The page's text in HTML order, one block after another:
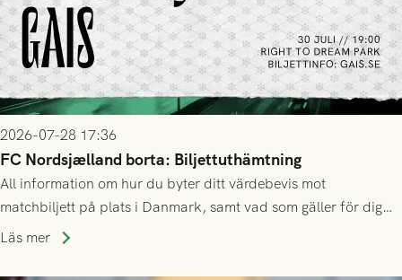
2026-07-28 17:36
FC Nordsjælland borta: Biljettuthämtning
All information om hur du byter ditt värdebevis mot
matchbiljett på plats i Danmark, samt vad som gäller för dig
som står på reservlista eller fått förhinder.
Läs mer